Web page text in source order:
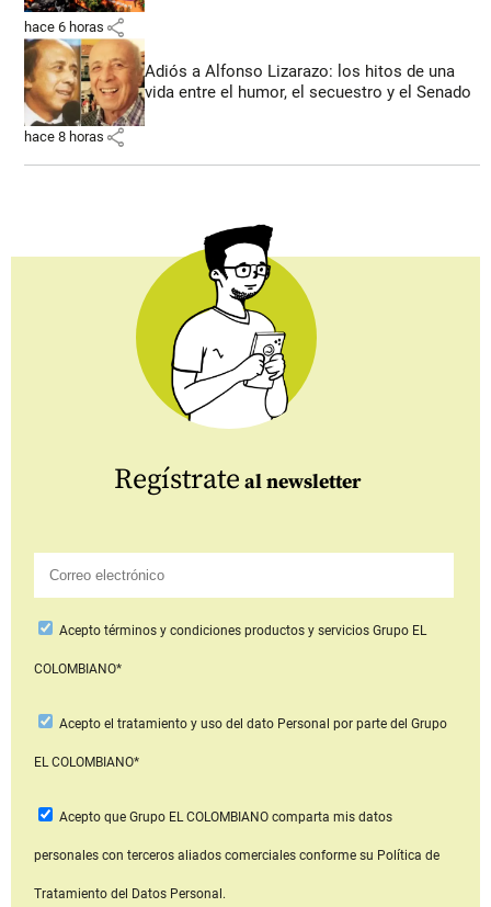
hace 6 horas share
Adiós a Alfonso Lizarazo: los hitos de una
vida entre el humor, el secuestro y el Senado
hace 8 horas share
Regístrate al newsletter
Aceptotérminos y condiciones productos y serviciosGrupo EL
COLOMBIANO*
Acepto el tratamiento y uso del dato Personal por parte del Grupo
EL COLOMBIANO*
Acepto que Grupo EL COLOMBIANOcomparta mis datos
personales con terceros aliados comerciales conforme su Política de
Tratamiento del Datos Personal.